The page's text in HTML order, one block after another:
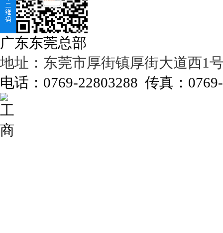
广东东莞总部
地址：东莞市厚街镇厚街大道西1
电话：0769-22803288 传真：